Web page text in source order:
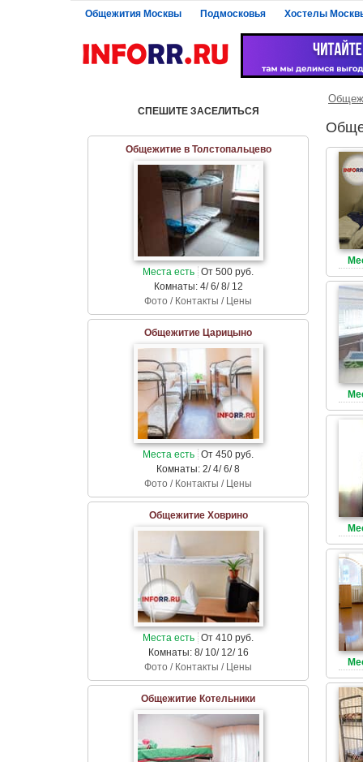
Общежития Москвы Подмосковья Хостелы
СПЕШИТЕ ЗАСЕЛИТЬСЯ
Общежитие в Толстопальцево
Места есть От 500 руб.
Комнаты: 4/ 6/ 8/ 12
Фото / Контакты / Цены
Общежитие Царицыно
Места есть От 450 руб.
Комнаты: 2/ 4/ 6/ 8
Фото / Контакты / Цены
Общежитие Ховрино
Места есть От 410 руб.
Комнаты: 8/ 10/ 12/ 16
Фото / Контакты / Цены
Общежитие Котельники